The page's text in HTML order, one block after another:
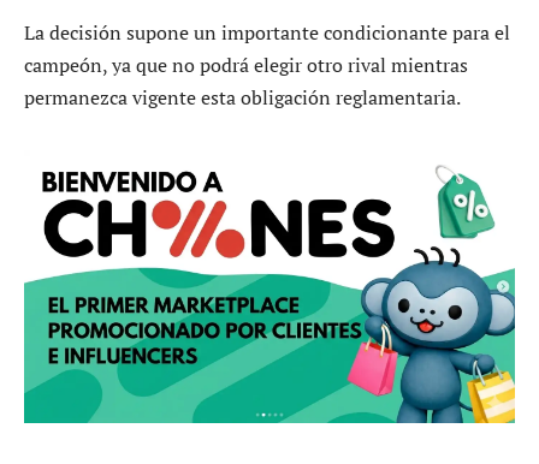
La decisión supone un importante condicionante para el
campeón, ya que no podrá elegir otro rival mientras
permanezca vigente esta obligación reglamentaria.